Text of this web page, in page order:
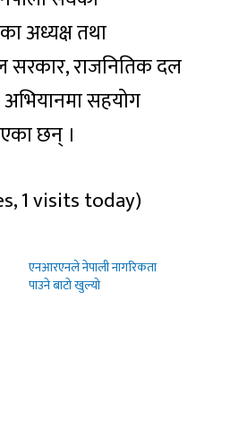
अध्यक्ष तथा
सरकार, राजनितिक दल
सहयोग
छन् ।
1 visits today)
एनआरएनले नेपाली नागरिकता
पाउने बाटो खुल्यो